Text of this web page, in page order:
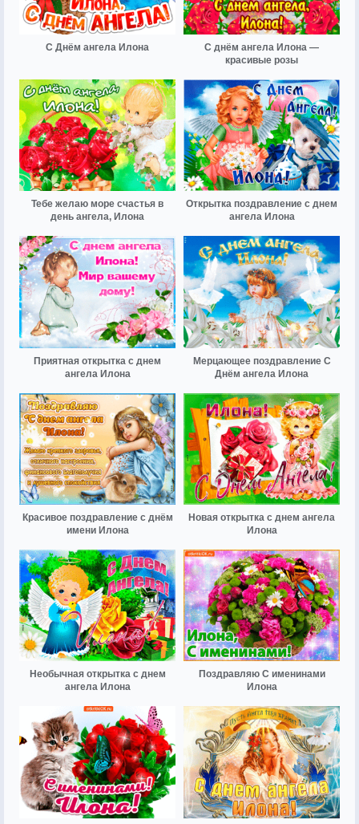
С Днём ангела Илона
С днём ангела Илона —
красивые розы
Тебе желаю море счастья в
день ангела, Илона
Открытка поздравление с днем
ангела Илона
Приятная открытка с днем
ангела Илона
Мерцающее поздравление С
Днём ангела Илона
Красивое поздравление с днём
имени Илона
Новая открытка с днем ангела
Илона
Необычная открытка с днем
ангела Илона
Поздравляю С именинами
Илона